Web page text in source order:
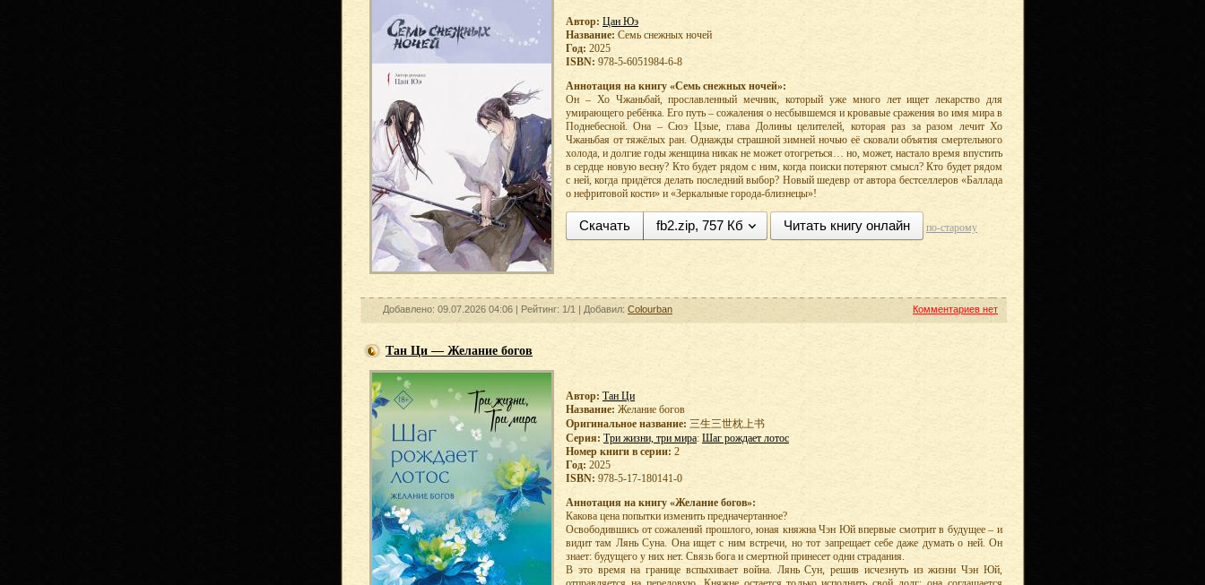
Автор: Цан Юэ
Название: Семь снежных ночей
Год: 2025
ISBN: 978-5-6051984-6-8
Аннотация на книгу «Семь снежных ночей»:
Он – Хо Чжаньбай, прославленный мечник, который уже много лет ищет лекарство для
умирающего ребёнка. Его путь – сожаления о несбывшемся и кровавые сражения во имя мира в
Поднебесной. Она – Сюэ Цзые, глава Долины целителей, которая раз за разом лечит Хо
Чжаньбая от тяжёлых ран. Однажды страшной зимней ночью её сковали объятия смертельного
холода, и долгие годы женщина никак не может отогреться… но, может, настало время впустить
в сердце новую весну? Кто будет рядом с ним, когда поиски потеряют смысл? Кто будет рядом
с ней, когда придётся делать последний выбор? Новый шедевр от автора бестселлеров «Баллада
о нефритовой кости» и «Зеркальные города-близнецы»!
Скачать fb2.zip, 757 Кб Читать книгу онлайн по-старому
Добавлено: 09.07.2026 04:06 | Рейтинг: 1/1 | Добавил: Colourban Комментариев нет
Тан Ци — Желание богов
Автор: Тан Ци
Название: Желание богов
Оригинальное название: 三生三世枕上书
Серия: Три жизни, три мира: Шаг рождает лотос
Номер книги в серии: 2
Год: 2025
ISBN: 978-5-17-180141-0
Аннотация на книгу «Желание богов»:
Какова цена попытки изменить предначертанное?
Освободившись от сожалений прошлого, юная княжна Чэн Юй впервые смотрит в будущее – и
видит там Лянь Суна. Она ищет с ним встречи, но тот запрещает себе даже думать о ней. Он
знает: будущего у них нет. Связь бога и смертной принесет одни страдания.
В это время на границе вспыхивает война. Лянь Сун, решив исчезнуть из жизни Чэн Юй,